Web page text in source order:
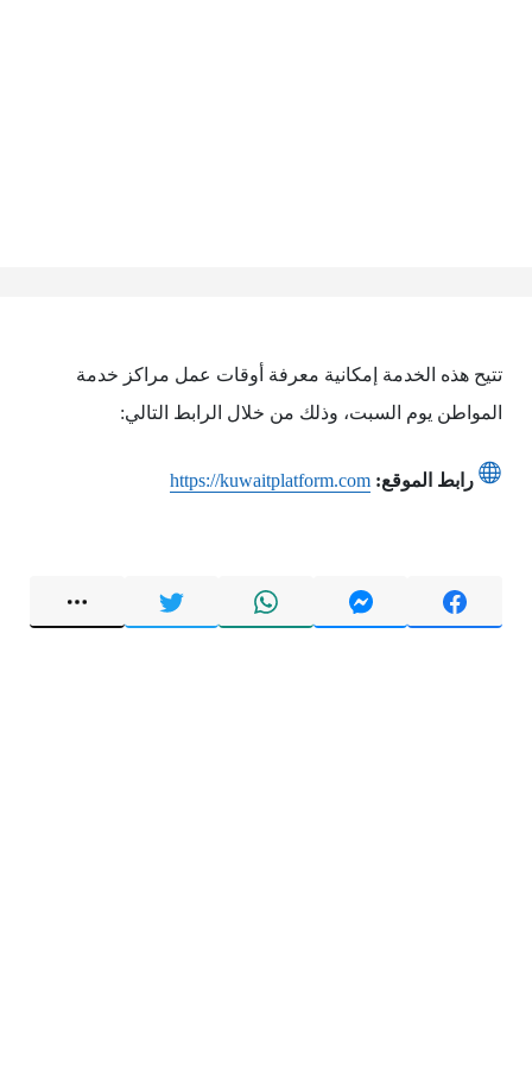
تتيح هذه الخدمة إمكانية معرفة أوقات عمل مراكز خدمة
المواطن يوم السبت، وذلك من خلال الرابط التالي:
رابط الموقع: https://kuwaitplatform.com